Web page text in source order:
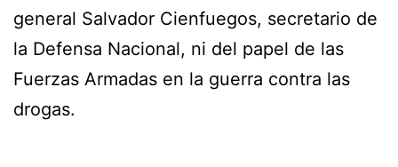
general Salvador Cienfuegos, secretario de
la Defensa Nacional, ni del papel de las
Fuerzas Armadas en la guerra contra las
drogas.